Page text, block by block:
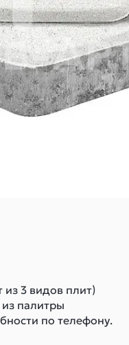
из 3 видов плит)
палитры
по телефону.